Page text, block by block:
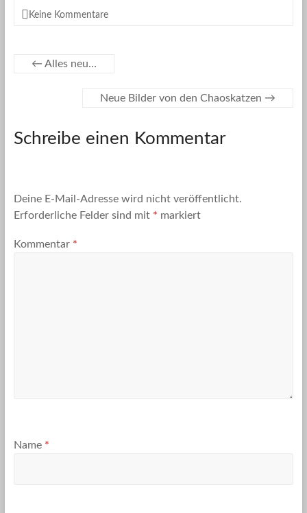
Keine Kommentare
← Alles neu…
Neue Bilder von den Chaoskatzen →
Schreibe einen Kommentar
Deine E-Mail-Adresse wird nicht veröffentlicht.
Erforderliche Felder sind mit * markiert
Kommentar *
Name *